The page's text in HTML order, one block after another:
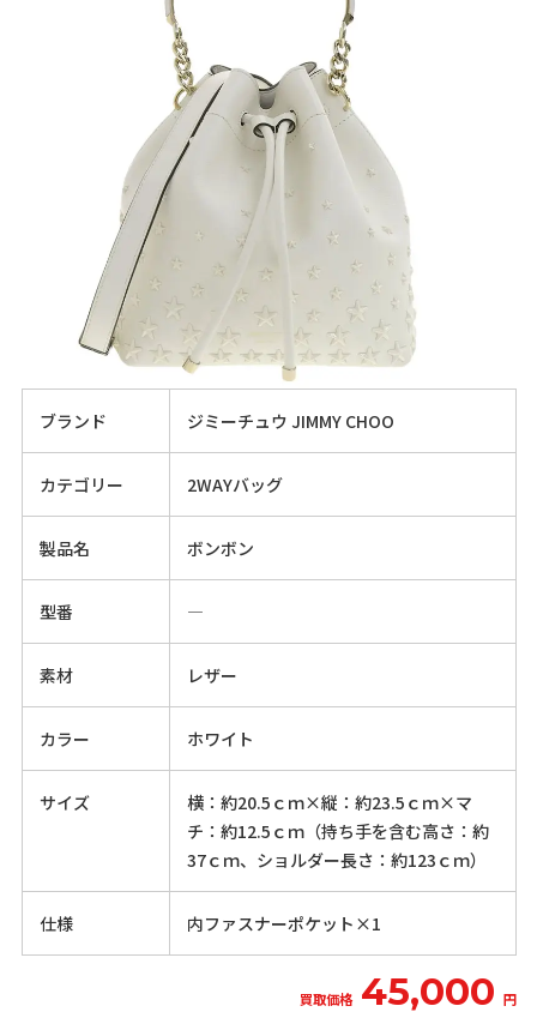
ブランド ジミーチュウ JIMMY CHOO
カテゴリー 2WAYバッグ
製品名 ボンボン
型番 ―
素材 レザー
カラー ホワイト
サイズ
横：約20.5ｃｍ×縦：約23.5ｃｍ×マ
チ：約12.5ｃｍ（持ち手を含む高さ：約
37ｃｍ、ショルダー長さ：約123ｃｍ）
仕様 内ファスナーポケット×1
買取価格 45,000 円